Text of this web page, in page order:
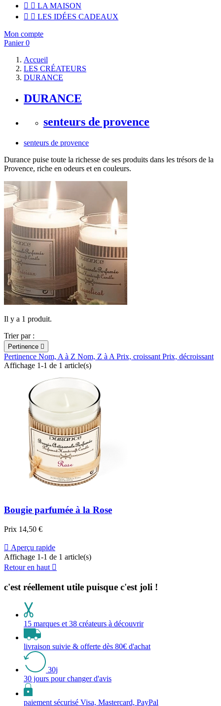
  LA MAISON
  LES IDÉES CADEAUX
Mon compte
Panier 0
Accueil
LES CRÉATEURS
DURANCE
DURANCE
senteurs de provence
senteurs de provence
Durance puise toute la richesse de ses produits dans les trésors de la
Provence, riche en odeurs et en couleurs.
Il y a 1 produit.
Trier par :
Pertinence 
Pertinence Nom, A à Z Nom, Z à A Prix, croissant Prix, décroissant
Affichage 1-1 de 1 article(s)
Bougie parfumée à la Rose
Prix 14,50 €
 Aperçu rapide
Affichage 1-1 de 1 article(s)
Retour en haut 
c'est réellement utile puisque c'est joli !
15 marques et 38 créateurs à découvrir
livraison suivie & offerte dès 80€ d'achat
30j
30 jours pour changer d'avis
paiement sécurisé Visa, Mastercard, PayPal